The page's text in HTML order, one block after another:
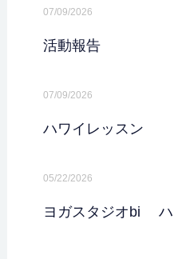
07/09/2026
活動報告
07/09/2026
ハワイレッスン
05/22/2026
ヨガスタジオbi ハ